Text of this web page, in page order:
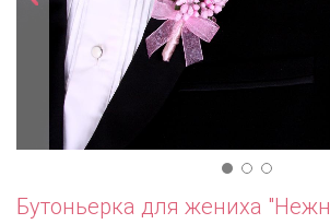
Бутоньерка для жениха